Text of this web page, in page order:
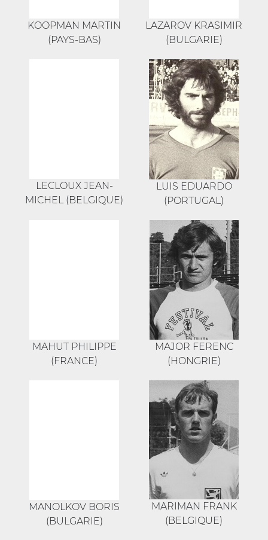
KOOPMAN MARTIN
(PAYS-BAS)
LAZAROV KRASIMIR
(BULGARIE)
LECLOUX JEAN-
MICHEL (BELGIQUE)
LUIS EDUARDO
(PORTUGAL)
MAHUT PHILIPPE
(FRANCE)
MAJOR FERENC
(HONGRIE)
MANOLKOV BORIS
(BULGARIE)
MARIMAN FRANK
(BELGIQUE)